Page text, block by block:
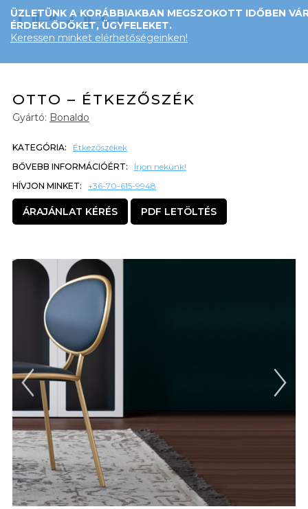
ÜZLETÜNK A KORÁBBIAKBAN MEGSZOKOTT IDŐBEN
ÉRDEKLŐDŐKET, ÜGYFELEKET.
Keressen minket elérhetőségeinken!
OTTO – ÉTKEZŐSZÉK
Gyártó: Bonaldo
KATEGÓRIA:
Étkezőszékek
BŐVEBB INFORMÁCIÓÉRT:
Írjon nekünk!
HÍVJON MINKET:
+36-70-615-9948
ÁRAJÁNLAT KÉRÉS PDF LETÖLTÉS